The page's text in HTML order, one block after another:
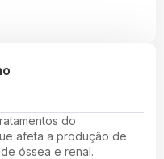
do
afeta a produção de
óssea e renal.